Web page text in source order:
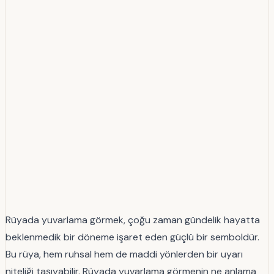
Rüyada yuvarlama görmek, çoğu zaman gündelik hayatta
beklenmedik bir döneme işaret eden güçlü bir semboldür.
Bu rüya, hem ruhsal hem de maddi yönlerden bir uyarı
niteliği taşıyabilir. Rüyada yuvarlama görmenin ne anlama